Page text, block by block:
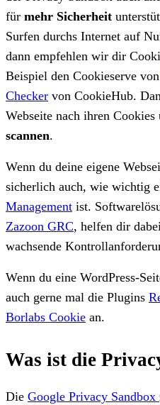
für mehr Sicherheit
Surfen durchs Internet auf
dann empfehlen wir dir
Beispiel den Cookieserve von
Checker von CookieHub.
Webseite nach ihren Cookies
scannen.
Wenn du deine eigene
sicherlich auch, wie wichtig
Management ist.
Zazoon GRC, helfen dir
wachsende
Wenn du eine WordPress-
auch gerne mal die Plugins
Borlabs Cookie an.
Was ist die
Die Google Privacy Sandbox